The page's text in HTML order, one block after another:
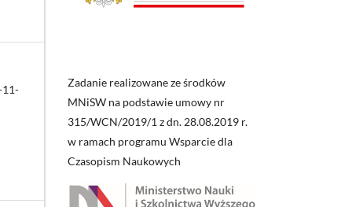
11-
Zadanie realizowane ze środków
MNiSW na podstawie umowy nr
315/WCN/2019/1 z dn. 28.08.2019 r.
w ramach programu Wsparcie dla
Czasopism Naukowych